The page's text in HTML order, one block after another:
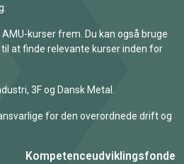
kurser frem. Du kan også bruge
at finde relevante kurser inden for
3F og Dansk Metal.
for den overordnede drift og
Kompetenceudviklingsfonde